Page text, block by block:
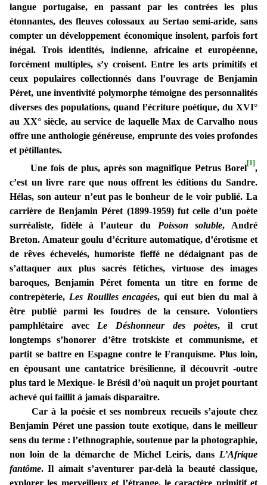
langue portugaise, en passant par les contrées les plus
étonnantes, des fleuves colossaux au Sertao semi-aride, sans
compter un développement économique insolent, parfois fort
inégal. Trois identités, indienne, africaine et européenne,
forcément multiples, s’y croisent. Entre les arts primitifs et
ceux populaires collectionnés dans l’ouvrage de Benjamin
Péret, une inventivité polymorphe témoigne des personnalités
diverses des populations, quand l’écriture poétique, du XVI°
au XX° siècle, au service de laquelle Max de Carvalho nous
offre une anthologie généreuse, emprunte des voies profondes
et pétillantes.
Une fois de plus, après son magnifique Petrus Borel[1],
c’est un livre rare que nous offrent les éditions du Sandre.
Hélas, son auteur n’eut pas le bonheur de le voir publié. La
carrière de Benjamin Péret (1899-1959) fut celle d’un poète
surréaliste, fidèle à l’auteur du Poisson soluble, André
Breton. Amateur goulu d’écriture automatique, d’érotisme et
de rêves échevelés, humoriste fieffé ne dédaignant pas de
s’attaquer aux plus sacrés fétiches, virtuose des images
baroques, Benjamin Péret fomenta un titre en forme de
contrepèterie, Les Rouilles encagées, qui eut bien du mal à
être publié parmi les foudres de la censure. Volontiers
pamphlétaire avecLe Déshonneur des poètes, il crut
longtemps s’honorer d’être trotskiste et communisme, et
partit se battre en Espagne contre le Franquisme. Plus loin,
en épousant une cantatrice brésilienne, il découvrit -outre
plus tard le Mexique- le Brésil d’où naquit un projet pourtant
achevé qui faillit à jamais disparaitre.
Car à la poésie et ses nombreux recueils s’ajoute chez
Benjamin Péret une passion toute exotique, dans le meilleur
sens du terme : l’ethnographie, soutenue par la photographie,
non loin de la démarche de Michel Leiris, dans L’Afrique
fantôme. Il aimait s’aventurer par-delà la beauté classique,